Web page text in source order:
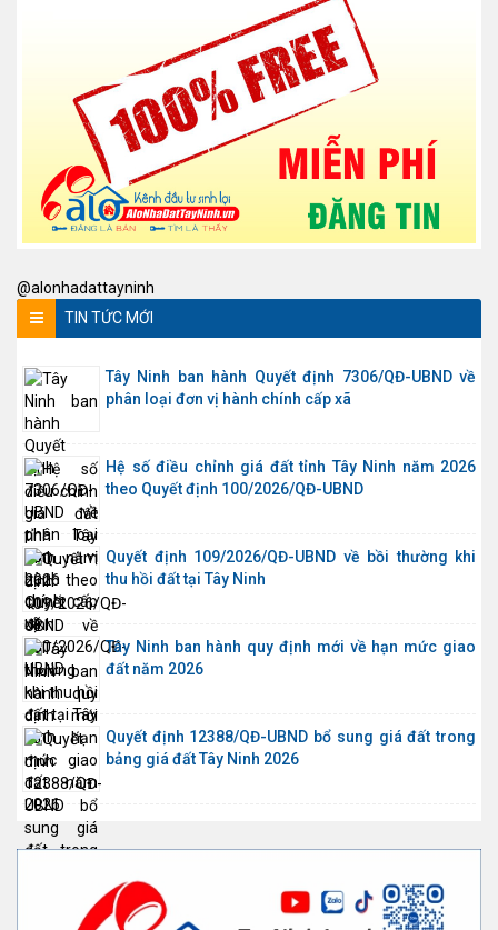
@alonhadattayninh
TIN TỨC MỚI
Tây Ninh ban hành Quyết định 7306/QĐ-UBND về
phân loại đơn vị hành chính cấp xã
Hệ số điều chỉnh giá đất tỉnh Tây Ninh năm 2026
theo Quyết định 100/2026/QĐ-UBND
Quyết định 109/2026/QĐ-UBND về bồi thường khi
thu hồi đất tại Tây Ninh
Tây Ninh ban hành quy định mới về hạn mức giao
đất năm 2026
Quyết định 12388/QĐ-UBND bổ sung giá đất trong
bảng giá đất Tây Ninh 2026